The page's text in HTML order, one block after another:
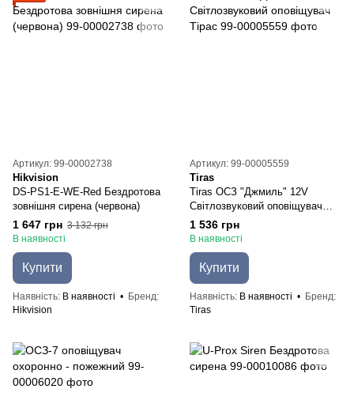
Артикул: 99-00002738
Hikvision
DS-PS1-E-WE-Red Бездротова
зовнішня сирена (червона)
1 647 грн 3 132 грн
В наявності
Купити
Наявність В наявності
Бренд
Hikvision
Артикул: 99-00005559
Tiras
Tiras ОСЗ "Джмиль" 12V
Світлозвуковий оповіщувач
Тірас
1 536 грн
В наявності
Купити
Наявність В наявності
Бренд
Tiras